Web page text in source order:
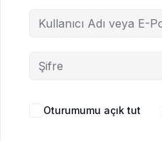
Oturumumu açık tut